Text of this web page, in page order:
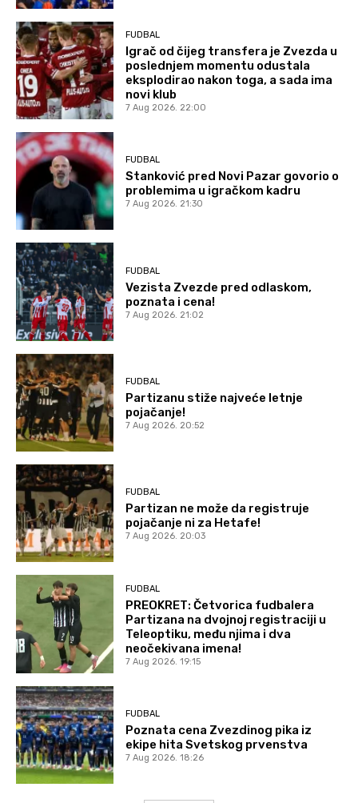
FUDBAL
Igrač od čijeg transfera je Zvezda u
poslednjem momentu odustala
eksplodirao nakon toga, a sada ima
novi klub
7 Aug 2026. 22:00
FUDBAL
Stanković pred Novi Pazar govorio o
problemima u igračkom kadru
7 Aug 2026. 21:30
FUDBAL
Vezista Zvezde pred odlaskom,
poznata i cena!
7 Aug 2026. 21:02
FUDBAL
Partizanu stiže najveće letnje
pojačanje!
7 Aug 2026. 20:52
FUDBAL
Partizan ne može da registruje
pojačanje ni za Hetafe!
7 Aug 2026. 20:03
FUDBAL
PREOKRET: Četvorica fudbalera
Partizana na dvojnoj registraciji u
Teleoptiku, među njima i dva
neočekivana imena!
7 Aug 2026. 19:15
FUDBAL
Poznata cena Zvezdinog pika iz
ekipe hita Svetskog prvenstva
7 Aug 2026. 18:26